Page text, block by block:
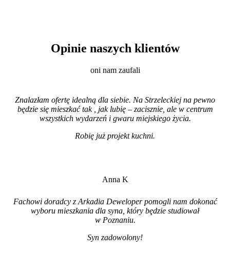
Opinie naszych klientów
oni nam zaufali
Znalazłam ofertę idealną dla siebie. Na Strzeleckiej na pewno
będzie się mieszkać tak , jak lubię – zacisznie, ale w centrum
wszystkich wydarzeń i gwaru miejskiego życia.
Robię już projekt kuchni.
Anna K
Fachowi doradcy z Arkadia Deweloper pomogli nam dokonać
wyboru mieszkania dla syna, który będzie studiował
w Poznaniu.
Syn zadowolony!